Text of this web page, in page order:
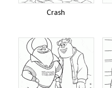
Crash